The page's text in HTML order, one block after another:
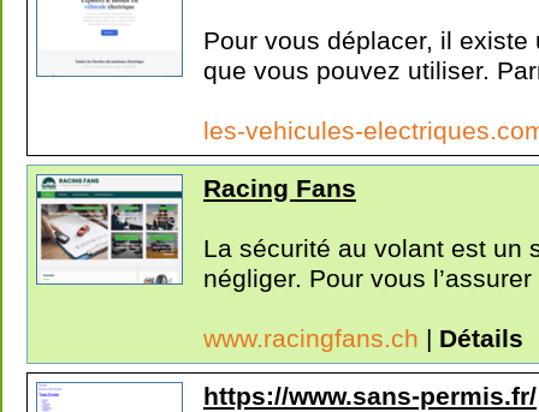
Pour vous déplacer, il
que vous pouvez utiliser.
les-vehicules-
Racing Fans
La sécurité au volant est un
négliger. Pour vous
www.racingfans.ch | Détails
https://www.sans-permis.fr/